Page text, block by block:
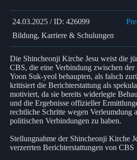
24.03.2025 / ID: 426099
Bildung, Karriere & Schulungen
Die Shincheonji Kirche Jesu weist die
CBS, die eine Verbindung zwischen
Yoon Suk-yeol behaupten, als falsch
kritisiert die Berichterstattung als
motiviert, da sie bereits widerlegte
und die Ergebnisse offizieller
rechtliche Schritte wegen Verleumdung
politischen Verbindungen zu haben.
Stellungnahme der Shincheonji Kirche
verzerrten Berichterstattungen von CBS